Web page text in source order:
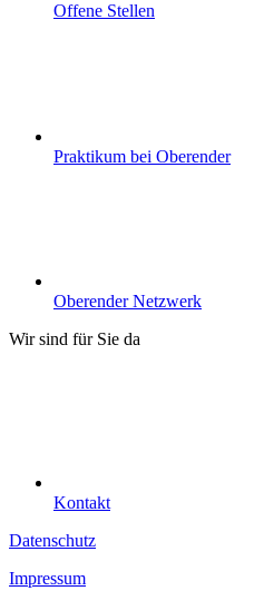
Offene Stellen
Praktikum bei Oberender
Oberender Netzwerk
Wir sind für Sie da
Kontakt
Datenschutz
Impressum